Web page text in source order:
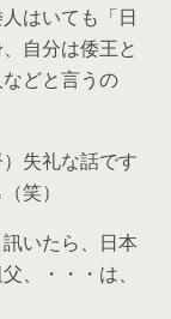
はいても「日
自分は倭王と
どと言うの
失礼な話です
笑）
いたら、日本
、・・・は、